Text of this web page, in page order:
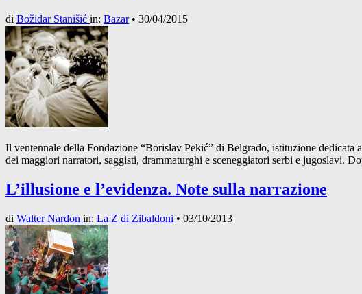
di Božidar Stanišić in: Bazar• 30/04/2015
Il ventennale della Fondazione “Borislav Pekić” di Belgrado, istituzione dedicata
dei maggiori narratori, saggisti, drammaturghi e sceneggiatori serbi e jugoslavi.
L’illusione e l’evidenza. Note sulla narrazione
di Walter Nardon in: La Z di Zibaldoni • 03/10/2013